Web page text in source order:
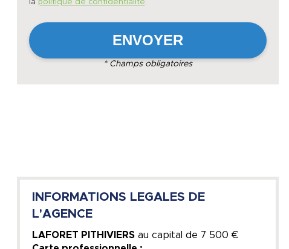
la politique de confidentialité.
* Champs obligatoires
INFORMATIONS LEGALES DE
L'AGENCE
LAFORET PITHIVIERSau capital de 7 500 €